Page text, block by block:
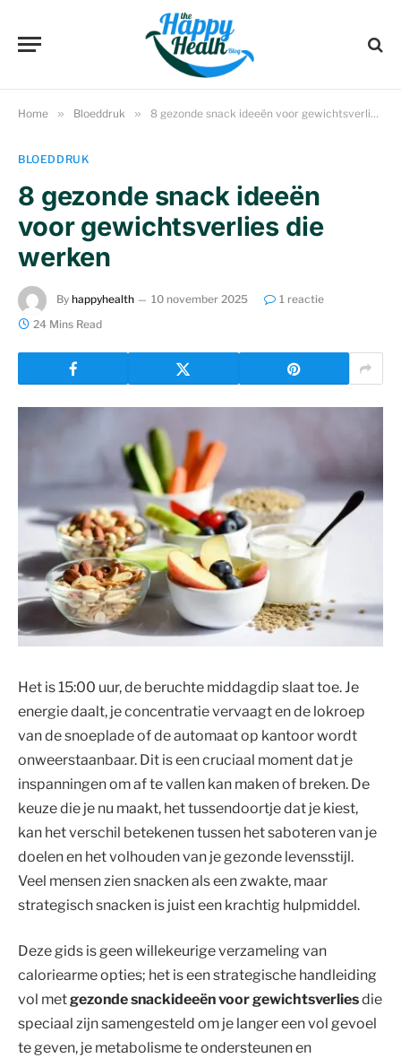
Home » Bloeddruk » 8 gezonde snack ideeën voor gewichtsverlies die werken
BLOEDDRUK
8 gezonde snack ideeën
voor gewichtsverlies die
werken
By happyhealth 10 november 2025
1 reactie
24 Mins Read
Het is 15:00 uur, de beruchte middagdip slaat toe. Je
energie daalt, je concentratie vervaagt en de lokroep
van de snoeplade of de automaat op kantoor wordt
onweerstaanbaar. Dit is een cruciaal moment dat je
inspanningen om af te vallen kan maken of breken. De
keuze die je nu maakt, het tussendoortje dat je kiest,
kan het verschil betekenen tussen het saboteren van je
doelen en het volhouden van je gezonde levensstijl.
Veel mensen zien snacken als een zwakte, maar
strategisch snacken is juist een krachtig hulpmiddel.
Deze gids is geen willekeurige verzameling van
caloriearme opties; het is een strategische handleiding
vol metgezonde snackideeën voor gewichtsverliesdie
speciaal zijn samengesteld om je langer een vol gevoel
te geven, je metabolisme te ondersteunen en